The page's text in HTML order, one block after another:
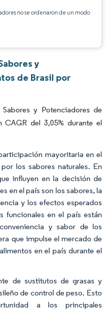
no se ordenaron de un modo
y
de Brasil por
y Potenciadores de
del 3,05% durante el
mayoritaria en el
los sabores naturales. En
influyen en la decisión de
en el país son los sabores, la
y los efectos esperados
funcionales en el país están
y sabor de los
que impulse el mercado de
en el país durante el
de sustitutos de grasas y
de control de peso. Esto
a los principales